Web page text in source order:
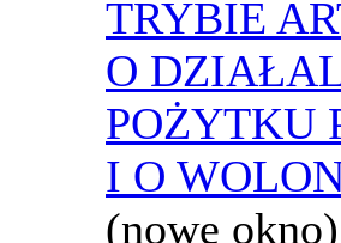
TRYBIE
O
POŻYTKU
I O
(nowe okno)